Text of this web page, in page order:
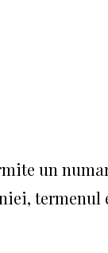
un
termenul